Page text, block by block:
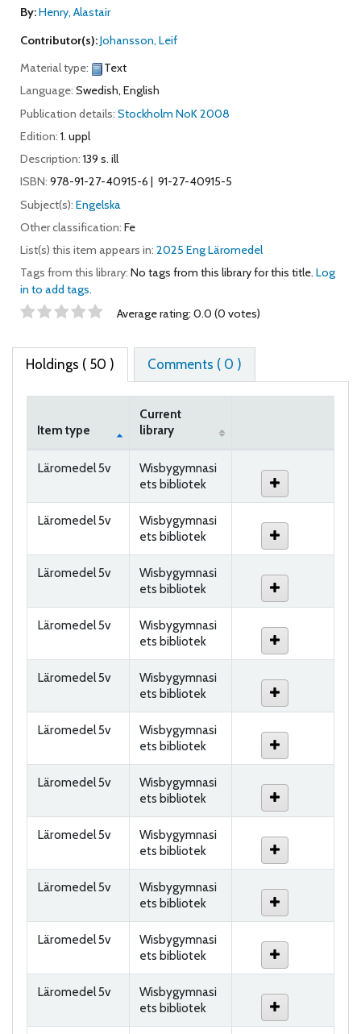
By:Henry, Alastair
Contributor(s):Johansson, Leif
Material type:
Text
Language: Swedish, English
Publication details: Stockholm NoK2008
Edition: 1. uppl
Description: 139 s. ill
ISBN: 978-91-27-40915-6
91-27-40915-5
Subject(s): Engelska
Other classification: Fe
List(s) this item appears in: 2025 Eng Läromedel
Tags from this library: No tags from this library for this title. Log
in to add tags.
Star ratings Average rating: 0.0 (0 votes)
Holdings ( 50 ) Comments ( 0 )
Item type
Current
library
Läromedel 5v
Wisbygymnasi
ets bibliotek
Läromedel 5v
Wisbygymnasi
ets bibliotek
Läromedel 5v
Wisbygymnasi
ets bibliotek
Läromedel 5v
Wisbygymnasi
ets bibliotek
Läromedel 5v
Wisbygymnasi
ets bibliotek
Läromedel 5v
Wisbygymnasi
ets bibliotek
Läromedel 5v
Wisbygymnasi
ets bibliotek
Läromedel 5v
Wisbygymnasi
ets bibliotek
Läromedel 5v
Wisbygymnasi
ets bibliotek
Läromedel 5v
Wisbygymnasi
ets bibliotek
Läromedel 5v
Wisbygymnasi
ets bibliotek